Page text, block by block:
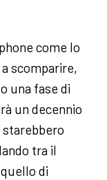
come lo
scomparire,
una fase di
un decennio
tra il
di